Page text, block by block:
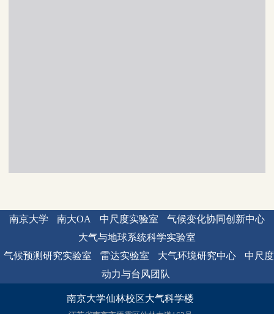
南京大学 南大OA 中尺度实验室
气候变化协同创新中心
大气与地球系统科学实验室
气候预测研究实验室
雷达实验室 大气环境研究中心
中尺度
动力与台风团队
南京大学仙林校区大气科学楼